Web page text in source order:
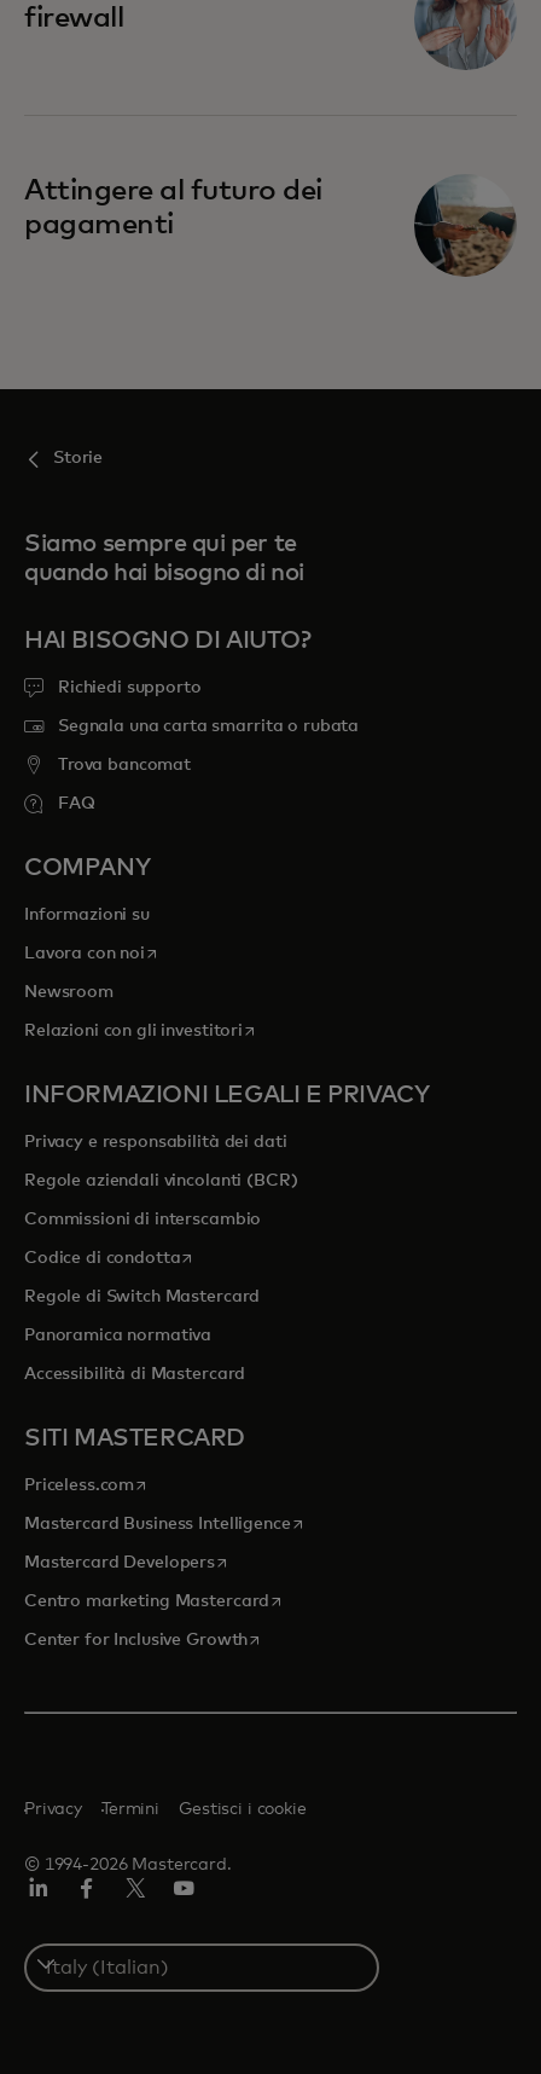
firewall
Attingere al futuro dei
pagamenti
Storie
Siamo sempre qui per te
quando hai bisogno di noi
HAI BISOGNO DI AIUTO?
Richiedi supporto
Segnala una carta smarrita o rubata
Trova bancomat
FAQ
COMPANY
Informazioni su
Lavora con noi si apre in una nuova scheda
Newsroom
Relazioni con gli investitorisi apre in una nuova scheda
INFORMAZIONI LEGALI E PRIVACY
Privacy e responsabilità dei dati
Regole aziendali vincolanti (BCR)
Commissioni di interscambio
Codice di condottasi apre in una nuova scheda
Regole di Switch Mastercard
Panoramica normativa
Accessibilità di Mastercard
SITI MASTERCARD
Priceless.com si apre in una nuova scheda
Mastercard Business Intelligencesi apre in una nuova scheda
Mastercard Developerssi apre in una nuova scheda
Centro marketing Mastercard si apre in una nuova scheda
Center for Inclusive Growthsi apre in una nuova scheda
© 1994-2026 Mastercard.
Privacy Termini Gestisci i cookie
Select
a
country